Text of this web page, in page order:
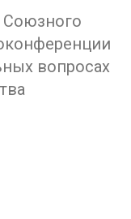
Союзного
вопросах